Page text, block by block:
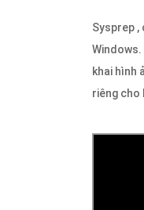
Sysprep
khai hình
riêng cho